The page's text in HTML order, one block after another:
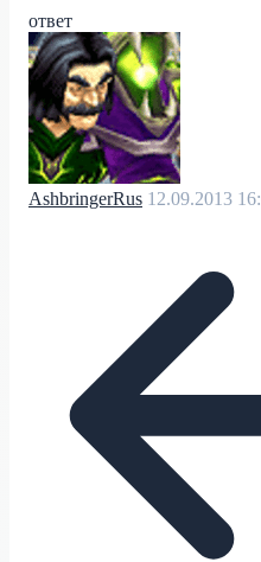
ответ
AshbringerRus 12.09.2013